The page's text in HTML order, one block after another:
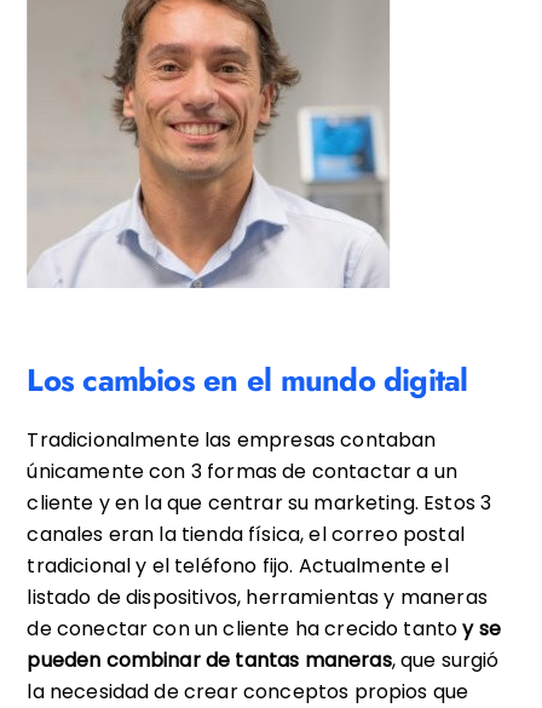
Los cambios en el mundo digital
Tradicionalmente las empresas contaban
únicamente con 3 formas de contactar a un
cliente y en la que centrar su marketing. Estos 3
canales eran la tienda física, el correo postal
tradicional y el teléfono fijo. Actualmente el
listado de dispositivos, herramientas y maneras
de conectar con un cliente ha crecido tantoy se
pueden combinar de tantas maneras, que surgió
la necesidad de crear conceptos propios que